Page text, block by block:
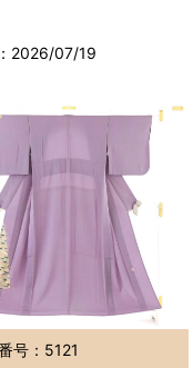
2026/07/19
号：5121